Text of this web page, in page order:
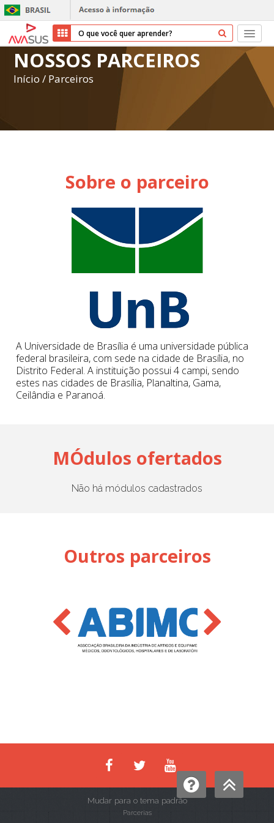
Início
Parceiros
Transparência
Repositório
Cadastrar
NOSSOS PARCEIROS
Início / Parceiros
Sobre o parceiro
A Universidade de Brasília é uma universidade pública
federal brasileira, com sede na cidade de Brasília, no
Distrito Federal. A instituição possui 4 campi, sendo
estes nas cidades de Brasília, Planaltina, Gama,
Ceilândia e Paranoá.
MÓdulos ofertados
Não há módulos cadastrados
Outros parceiros
Mudar para o tema padrão
Parcerias